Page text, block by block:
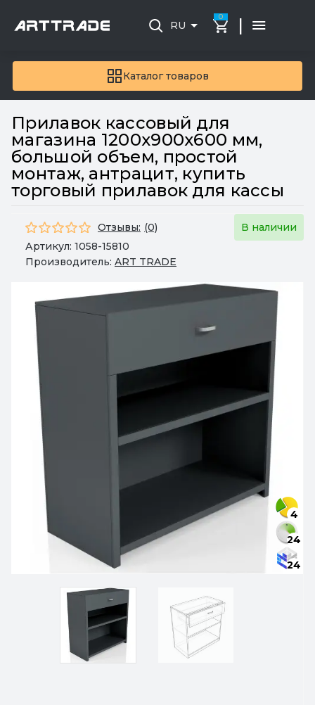
Каталог товаров
RU
0 |
Прилавок кассовый для
магазина 1200х900х600 мм,
большой объем, простой
монтаж, антрацит, купить
торговый прилавок для кассы
Отзывы: (0)
В наличии
Артикул: 1058-15810
Производитель: ART TRADE
4
24
24